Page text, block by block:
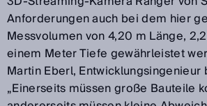
Anforderungen auch bei dem hier
Messvolumen von 4,20 m Länge,
einem Meter Tiefe gewährleistet
Martin Eberl, Entwicklungsingenieur
„Einerseits müssen große Bauteile